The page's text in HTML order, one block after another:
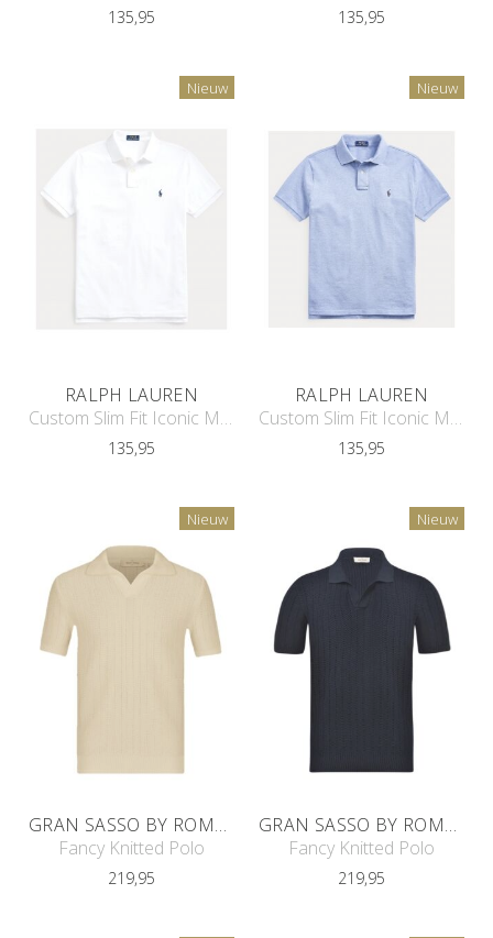
135,95 135,95
RALPH LAUREN
Custom Slim Fit Iconic Mesh Polo
135,95
Nieuw
RALPH LAUREN
Custom Slim Fit Iconic Mesh Polo
135,95
Nieuw
GRAN SASSO BY ROMEYN TAILORS
Fancy Knitted Polo
219,95
Nieuw
GRAN SASSO BY ROMEYN TAILORS
Fancy Knitted Polo
219,95
Nieuw